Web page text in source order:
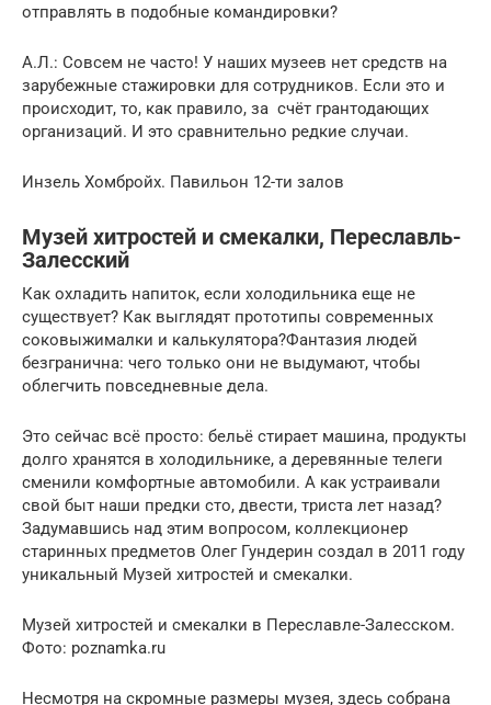
отправлять в подобные командировки?
А.Л.: Совсем не часто! У наших музеев нет средств на
зарубежные стажировки для сотрудников. Если это и
происходит, то, как правило, за счёт грантодающих
организаций. И это сравнительно редкие случаи.
Инзель Хомбройх. Павильон 12-ти залов
Музей хитростей и смекалки, Переславль-
Залесский
Как охладить напиток, если холодильника еще не
существует? Как выглядят прототипы современных
соковыжималки и калькулятора?Фантазия людей
безгранична: чего только они не выдумают, чтобы
облегчить повседневные дела.
Это сейчас всё просто: бельё стирает машина, продукты
долго хранятся в холодильнике, а деревянные телеги
сменили комфортные автомобили. А как устраивали
свой быт наши предки сто, двести, триста лет назад?
Задумавшись над этим вопросом, коллекционер
старинных предметов Олег Гундерин создал в 2011 году
уникальный Музей хитростей и смекалки.
Музей хитростей и смекалки в Переславле-Залесском.
Фото: poznamka.ru
Несмотря на скромные размеры музея, здесь собрана